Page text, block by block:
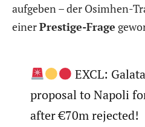
aufgeben – der Osimhen-
einerPrestige-Frage
EXCL:
proposal to Napoli
after €70m rejected!